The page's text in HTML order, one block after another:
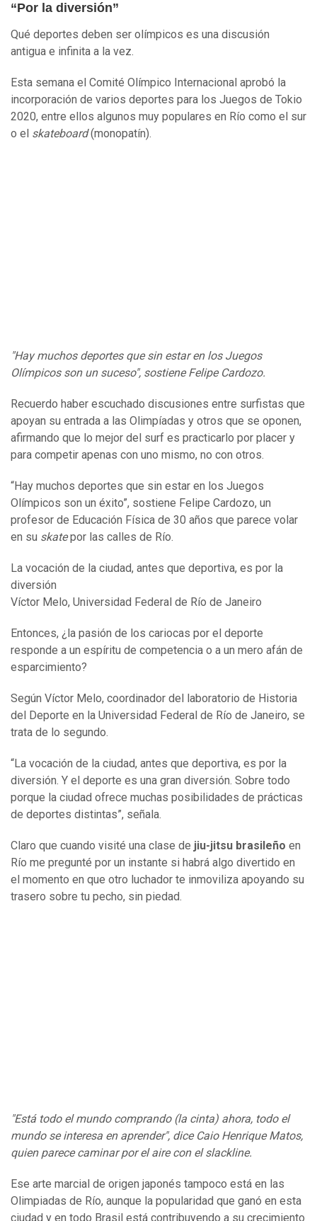
“Por la diversión”
Qué deportes deben ser olímpicos es una discusión
antigua e infinita a la vez.
Esta semana el Comité Olímpico Internacional aprobó la
incorporación de varios deportes para los Juegos de Tokio
2020, entre ellos algunos muy populares en Río como el sur
o el skateboard(monopatín).
"Hay muchos deportes que sin estar en los Juegos
Olímpicos son un suceso", sostiene Felipe Cardozo.
Recuerdo haber escuchado discusiones entre surfistas que
apoyan su entrada a las Olimpíadas y otros que se oponen,
afirmando que lo mejor del surf es practicarlo por placer y
para competir apenas con uno mismo, no con otros.
“Hay muchos deportes que sin estar en los Juegos
Olímpicos son un éxito”, sostiene Felipe Cardozo, un
profesor de Educación Física de 30 años que parece volar
en su skatepor las calles de Río.
La vocación de la ciudad, antes que deportiva, es por la
diversión
Víctor Melo, Universidad Federal de Río de Janeiro
Entonces, ¿la pasión de los cariocas por el deporte
responde a un espíritu de competencia o a un mero afán de
esparcimiento?
Según Víctor Melo, coordinador del laboratorio de Historia
del Deporte en la Universidad Federal de Río de Janeiro, se
trata de lo segundo.
“La vocación de la ciudad, antes que deportiva, es por la
diversión. Y el deporte es una gran diversión. Sobre todo
porque la ciudad ofrece muchas posibilidades de prácticas
de deportes distintas”, señala.
Claro que cuando visité una clase de jiu-jitsu brasileño en
Río me pregunté por un instante si habrá algo divertido en
el momento en que otro luchador te inmoviliza apoyando su
trasero sobre tu pecho, sin piedad.
"Está todo el mundo comprando (la cinta) ahora, todo el
mundo se interesa en aprender", dice Caio Henrique Matos,
quien parece caminar por el aire con el slackline.
Ese arte marcial de origen japonés tampoco está en las
Olimpiadas de Río, aunque la popularidad que ganó en esta
ciudad y en todo Brasil está contribuyendo a su crecimiento